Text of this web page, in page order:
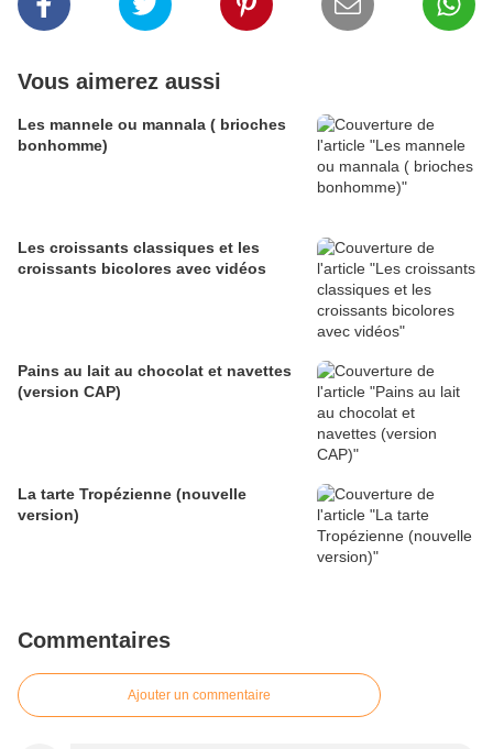
Vous aimerez aussi
Les mannele ou mannala ( brioches
bonhomme)
Les croissants classiques et les
croissants bicolores avec vidéos
Pains au lait au chocolat et navettes
(version CAP)
La tarte Tropézienne (nouvelle
version)
Commentaires
Ajouter un commentaire